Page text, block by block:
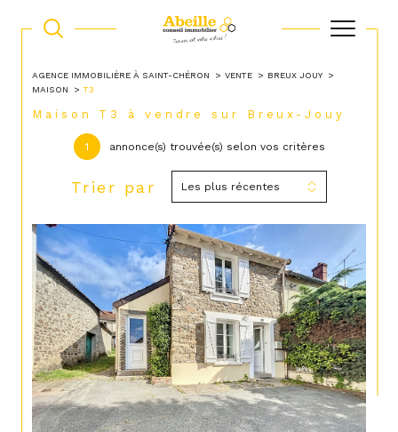
AGENCE IMMOBILIÈRE À SAINT-CHÉRON VENTE
BREUX JOUY
MAISON
T3
Maison T3 à vendre sur Breux-Jouy
1 annonce(s) trouvée(s) selon vos critères
Trier par Les plus récentes